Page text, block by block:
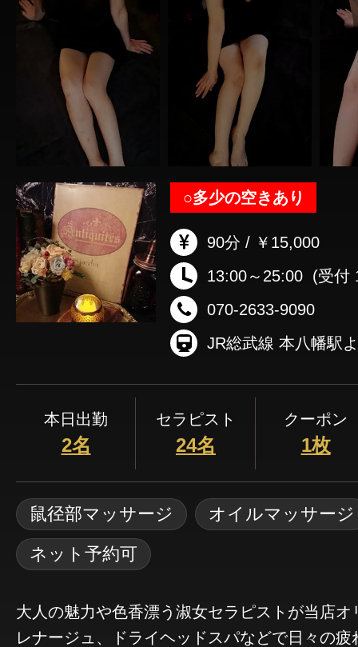
○多少の空きあり
90分 / ￥15,000
13:00～25:00 (受付
070-2633-9090
本日出勤
2名
セラピスト
24名
クーポン
1枚
鼠径部マッサージ
オイルマッサージ
ネット予約可
大人の魅力や色香漂う淑女セラピストが当店
レナージュ、ドライヘッドスパなどで日々の